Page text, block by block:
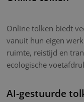
Online tolken biedt
vanuit hun eigen
ruimte, reistijd en
ecologische
AI-gestuurde